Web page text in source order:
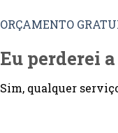
ORÇAMENTO
Eu perderei
Sim, qualquer